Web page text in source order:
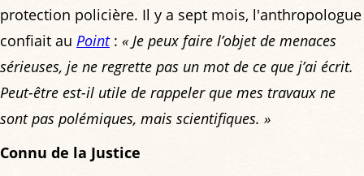
protection policière. Il y a sept mois, l'anthropologue
confiait au Point: « Je peux faire l’objet de menaces
sérieuses, je ne regrette pas un mot de ce que j’ai écrit.
Peut-être est-il utile de rappeler que mes travaux ne
sont pas polémiques, mais scientifiques. »
Connu de la Justice